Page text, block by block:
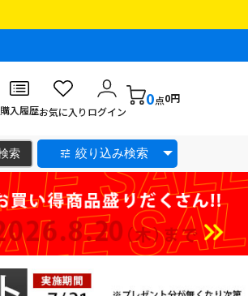
購入履歴お気に入りログイン
0点0円
絞り込み検索